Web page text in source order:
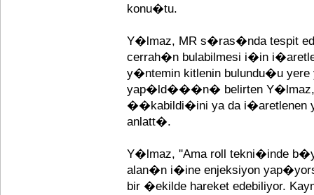
konu�tu.
Y�lmaz, MR s�ras�nda tespit
cerrah�n bulabilmesi i�in
y�ntemin kitlenin bulundu�u
yap�ld���n� belirten Y�lmaz,
��kabildi�ini ya da i�aretlenen
anlatt�.
Y�lmaz, ''Ama roll tekni�inde
alan�n i�ine enjeksiyon
bir �ekilde hareket edebiliyor.